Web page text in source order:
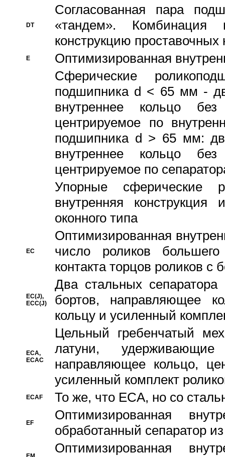
DT
Согласованная пара
«тандем».
конструкцию проставочных
E
Оптимизированная
Сферические
подшипника d < 65 мм -
внутреннее кольцо
центрируемое по
подшипника d > 65 мм:
внутреннее кольцо
центрируемое по
Упорные сферические
внутренняя
оконного типа
EC
Oптимизированная
число роликов
контакта торцов роликов с
EC(J),
ECC(J)
Два стальных сепаратора
бортов, направляющее
кольцу и усиленный
ECA,
ECAC
Цельный гребенчатый
латуни,
направляющее кольцо,
усиленный комплект
ECAF То же, что ECA, но со
EF
Оптимизированная
обработанный сепаратор
Оптимизированная